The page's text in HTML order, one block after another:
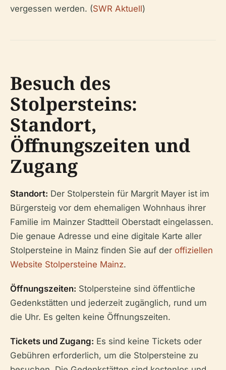
vergessen werden. (SWR Aktuell)
Besuch des
Stolpersteins:
Standort,
Öffnungszeiten und
Zugang
Standort: Der Stolperstein für Margrit Mayer ist im
Bürgersteig vor dem ehemaligen Wohnhaus ihrer
Familie im Mainzer Stadtteil Oberstadt eingelassen.
Die genaue Adresse und eine digitale Karte aller
Stolpersteine in Mainz finden Sie auf der offiziellen
Website Stolpersteine Mainz.
Öffnungszeiten: Stolpersteine sind öffentliche
Gedenkstätten und jederzeit zugänglich, rund um
die Uhr. Es gelten keine Öffnungszeiten.
Tickets und Zugang: Es sind keine Tickets oder
Gebühren erforderlich, um die Stolpersteine zu